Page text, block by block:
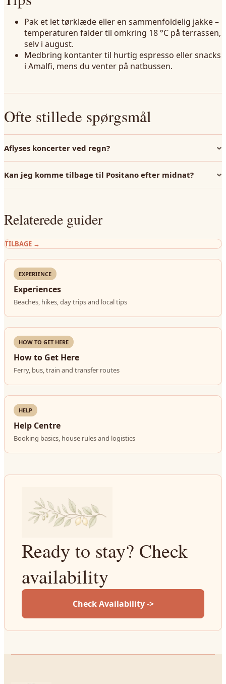
Pak et let tørklæde eller en sammenfoldelig jakke –
temperaturen falder til omkring 18 °C på terrassen,
selv i august.
Medbring kontanter til hurtig espresso eller snacks
i Amalfi, mens du venter på natbussen.
Ofte stillede spørgsmål
Aflyses koncerter ved regn?
Kan jeg komme tilbage til Positano efter midnat?
Relaterede guider
TILBAGE →
EXPERIENCE
Experiences
Beaches, hikes, day trips and local tips
HOW TO GET HERE
How to Get Here
Ferry, bus, train and transfer routes
HELP
Help Centre
Booking basics, house rules and logistics
Ready to stay? Check
availability
Check Availability ->